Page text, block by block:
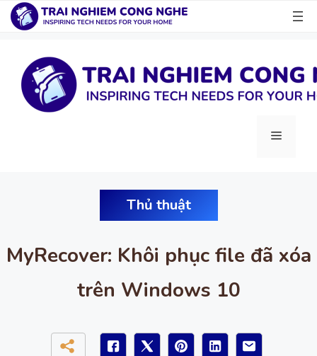
dung
Menu
Thủ thuật
MyRecover: Khôi phục file đã xóa
trên Windows 10